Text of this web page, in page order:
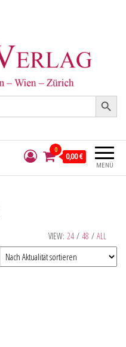
Search Button
MENÜ
0
0,00 €
VIEW: 24 / 48 / ALL